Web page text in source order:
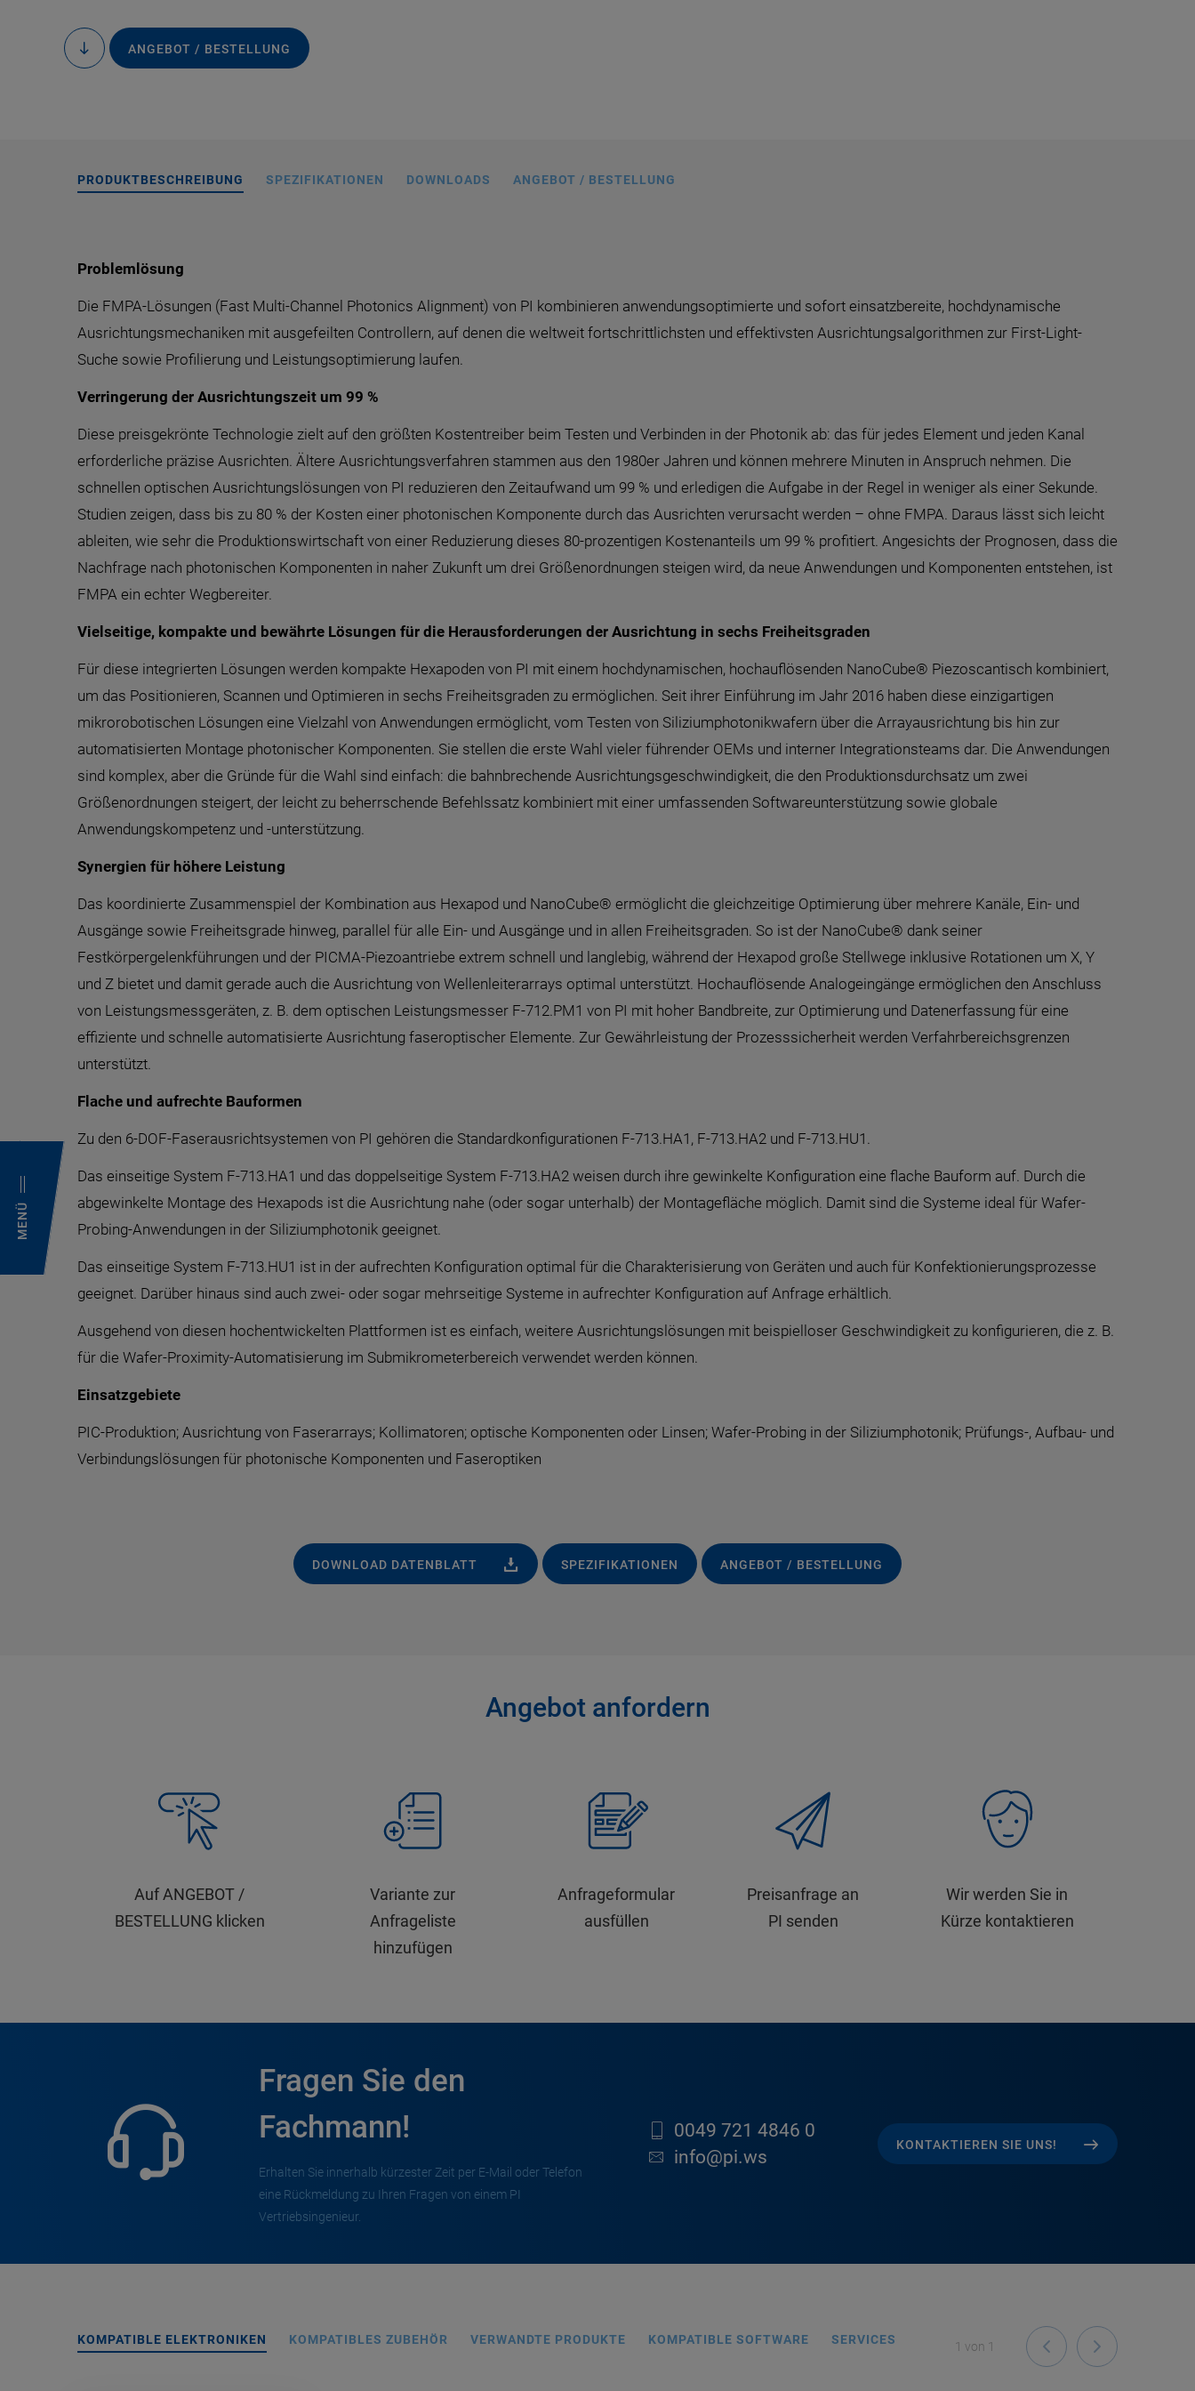
MENÜ
zum
Inhalt
ANGEBOT / BESTELLUNG
PRODUKTBESCHREIBUNG SPEZIFIKATIONEN DOWNLOADS ANGEBOT / BESTELLUNG
Problemlösung
Die FMPA-Lösungen (Fast Multi-Channel Photonics Alignment) von PI kombinieren anwendungsoptimierte und sofort einsatzbereite, hochdynamische
Ausrichtungsmechaniken mit ausgefeilten Controllern, auf denen die weltweit fortschrittlichsten und effektivsten Ausrichtungsalgorithmen zur First-Light-
Suche sowie Profilierung und Leistungsoptimierung laufen.
Verringerung der Ausrichtungszeit um 99 %
Diese preisgekrönte Technologie zielt auf den größten Kostentreiber beim Testen und Verbinden in der Photonik ab: das für jedes Element und jeden Kanal
erforderliche präzise Ausrichten. Ältere Ausrichtungsverfahren stammen aus den 1980er Jahren und können mehrere Minuten in Anspruch nehmen. Die
schnellen optischen Ausrichtungslösungen von PI reduzieren den Zeitaufwand um 99 % und erledigen die Aufgabe in der Regel in weniger als einer Sekunde.
Studien zeigen, dass bis zu 80 % der Kosten einer photonischen Komponente durch das Ausrichten verursacht werden – ohne FMPA. Daraus lässt sich leicht
ableiten, wie sehr die Produktionswirtschaft von einer Reduzierung dieses 80-prozentigen Kostenanteils um 99 % profitiert. Angesichts der Prognosen, dass die
Nachfrage nach photonischen Komponenten in naher Zukunft um drei Größenordnungen steigen wird, da neue Anwendungen und Komponenten entstehen, ist
FMPA ein echter Wegbereiter.
Vielseitige, kompakte und bewährte Lösungen für die Herausforderungen der Ausrichtung in sechs Freiheitsgraden
Für diese integrierten Lösungen werden kompakte Hexapoden von PI mit einem hochdynamischen, hochauflösenden NanoCube® Piezoscantisch kombiniert,
um das Positionieren, Scannen und Optimieren in sechs Freiheitsgraden zu ermöglichen. Seit ihrer Einführung im Jahr 2016 haben diese einzigartigen
mikrorobotischen Lösungen eine Vielzahl von Anwendungen ermöglicht, vom Testen von Siliziumphotonikwafern über die Arrayausrichtung bis hin zur
automatisierten Montage photonischer Komponenten. Sie stellen die erste Wahl vieler führender OEMs und interner Integrationsteams dar. Die Anwendungen
sind komplex, aber die Gründe für die Wahl sind einfach: die bahnbrechende Ausrichtungsgeschwindigkeit, die den Produktionsdurchsatz um zwei
Größenordnungen steigert, der leicht zu beherrschende Befehlssatz kombiniert mit einer umfassenden Softwareunterstützung sowie globale
Anwendungskompetenz und -unterstützung.
Synergien für höhere Leistung
Das koordinierte Zusammenspiel der Kombination aus Hexapod und NanoCube® ermöglicht die gleichzeitige Optimierung über mehrere Kanäle, Ein- und
Ausgänge sowie Freiheitsgrade hinweg, parallel für alle Ein- und Ausgänge und in allen Freiheitsgraden. So ist der NanoCube® dank seiner
Festkörpergelenkführungen und der PICMA-Piezoantriebe extrem schnell und langlebig, während der Hexapod große Stellwege inklusive Rotationen um X, Y
und Z bietet und damit gerade auch die Ausrichtung von Wellenleiterarrays optimal unterstützt. Hochauflösende Analogeingänge ermöglichen den Anschluss
von Leistungsmessgeräten, z. B. dem optischen Leistungsmesser F-712.PM1 von PI mit hoher Bandbreite, zur Optimierung und Datenerfassung für eine
effiziente und schnelle automatisierte Ausrichtung faseroptischer Elemente. Zur Gewährleistung der Prozesssicherheit werden Verfahrbereichsgrenzen
unterstützt.
Flache und aufrechte Bauformen
Zu den 6-DOF-Faserausrichtsystemen von PI gehören die Standardkonfigurationen F-713.HA1, F-713.HA2 und F-713.HU1.
Das einseitige System F-713.HA1 und das doppelseitige System F-713.HA2 weisen durch ihre gewinkelte Konfiguration eine flache Bauform auf. Durch die
abgewinkelte Montage des Hexapods ist die Ausrichtung nahe (oder sogar unterhalb) der Montagefläche möglich. Damit sind die Systeme ideal für Wafer-
Probing-Anwendungen in der Siliziumphotonik geeignet.
Das einseitige System F-713.HU1 ist in der aufrechten Konfiguration optimal für die Charakterisierung von Geräten und auch für Konfektionierungsprozesse
geeignet. Darüber hinaus sind auch zwei- oder sogar mehrseitige Systeme in aufrechter Konfiguration auf Anfrage erhältlich.
Ausgehend von diesen hochentwickelten Plattformen ist es einfach, weitere Ausrichtungslösungen mit beispielloser Geschwindigkeit zu konfigurieren, die z. B.
für die Wafer-Proximity-Automatisierung im Submikrometerbereich verwendet werden können.
Einsatzgebiete
PIC-Produktion; Ausrichtung von Faserarrays; Kollimatoren; optische Komponenten oder Linsen; Wafer-Probing in der Siliziumphotonik; Prüfungs-, Aufbau- und
Verbindungslösungen für photonische Komponenten und Faseroptiken
DOWNLOAD DATENBLATT SPEZIFIKATIONEN ANGEBOT / BESTELLUNG
Angebot anfordern
Auf ANGEBOT /
BESTELLUNG klicken
Variante zur
Anfrageliste
hinzufügen
Anfrageformular
ausfüllen
Preisanfrage an
PI senden
Wir werden Sie in
Kürze kontaktieren
Fragen Sie den
Fachmann!
Erhalten Sie innerhalb kürzester Zeit per E-Mail oder Telefon
eine Rückmeldung zu Ihren Fragen von einem PI
Vertriebsingenieur.
0049 721 4846 0
info@pi.ws
KONTAKTIEREN SIE UNS!
KOMPATIBLE ELEKTRONIKEN KOMPATIBLES ZUBEHÖR VERWANDTE PRODUKTE KOMPATIBLE SOFTWARE SERVICES 1 von 1